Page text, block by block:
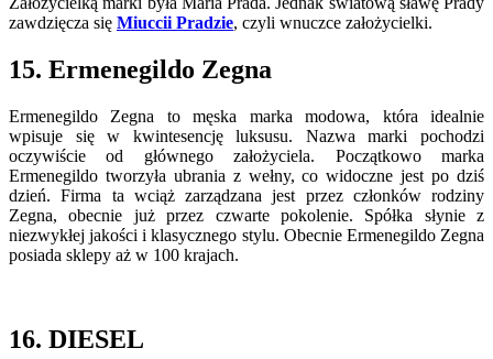
zawdzięcza się Miuccii Pradzie, czyli wnuczce założycielki.
15. Ermenegildo Zegna
Ermenegildo Zegna to męska marka modowa, która idealnie
wpisuje się w kwintesencję luksusu. Nazwa marki pochodzi
oczywiście od głównego założyciela. Początkowo marka
Ermenegildo tworzyła ubrania z wełny, co widoczne jest po dziś
dzień. Firma ta wciąż zarządzana jest przez członków rodziny
Zegna, obecnie już przez czwarte pokolenie. Spółka słynie z
niezwykłej jakości i klasycznego stylu. Obecnie Ermenegildo Zegna
posiada sklepy aż w 100 krajach.
16. DIESEL